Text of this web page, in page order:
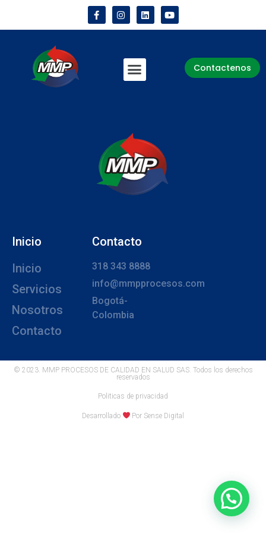
Contactenos
Inicio
Inicio
Servicios
Nosotros
Contacto
Contacto
318 343 8888
info@mmpprocesos.com
Bogotá-
Colombia
© 2023. MMP PROCESOS DE CALIDAD EN SALUD SAS. Todos los derechos
reservados
Politicas de privacidad
Desarrollado Por Sense Digital